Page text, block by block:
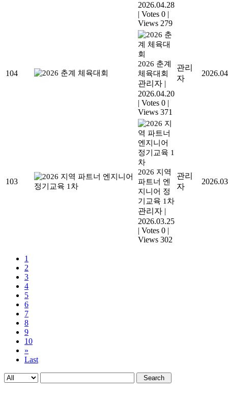
2026.04.28
| Votes 0 |
Views 279
104
2026 춘계
체육대회
관리자 |
2026.04.20
| Votes 0 |
Views 371
관리
자
103
2026 지역
파트너 엔
지니어 정
기교육 1차
관리자 |
2026.03.25
| Votes 0 |
Views 302
관리
자
1
2
3
4
5
6
7
8
9
10
»
Last
Search